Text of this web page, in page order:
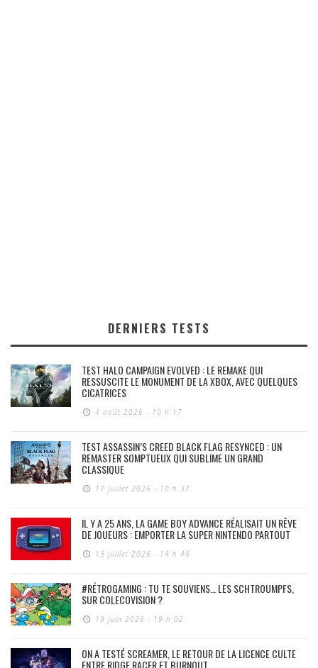
DERNIERS TESTS
TEST HALO CAMPAIGN EVOLVED : LE REMAKE QUI
RESSUSCITE LE MONUMENT DE LA XBOX, AVEC QUELQUES
CICATRICES
4 août 2026 - 10 h 17
TEST ASSASSIN’S CREED BLACK FLAG RESYNCED : UN
REMASTER SOMPTUEUX QUI SUBLIME UN GRAND
CLASSIQUE
17 juillet 2026 - 10 h 37
IL Y A 25 ANS, LA GAME BOY ADVANCE RÉALISAIT UN RÊVE
DE JOUEURS : EMPORTER LA SUPER NINTENDO PARTOUT
13 juillet 2026 - 14 h 48
#RÉTROGAMING : TU TE SOUVIENS… LES SCHTROUMPFS,
SUR COLECOVISION ?
19 juin 2026 - 19 h 02
ON A TESTÉ SCREAMER, LE RETOUR DE LA LICENCE CULTE